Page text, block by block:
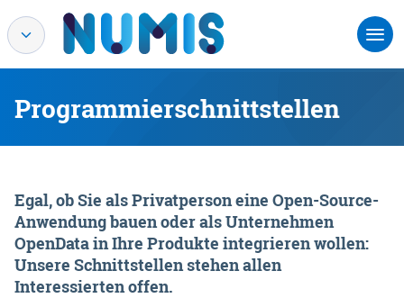
Programmierschnittstellen
Egal, ob Sie als Privatperson eine Open-Source-
Anwendung bauen oder als Unternehmen
OpenData in Ihre Produkte integrieren wollen:
Unsere Schnittstellen stehen allen
Interessierten offen.